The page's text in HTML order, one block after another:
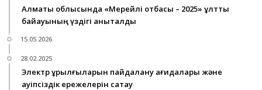
Алматы облысында «Мерейлі отбасы – 2025» ұлттық
байқауының үздігі анықталды
15.05.2026
28.02.2025
Электр құрылғыларын пайдалану қағидалары және
қауіпсіздік ережелерін сақтау